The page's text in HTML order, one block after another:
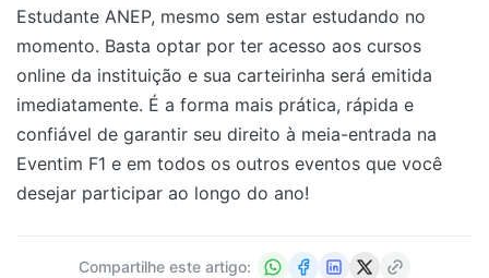
Estudante ANEP, mesmo sem estar estudando no
momento. Basta optar por ter acesso aos cursos
online da instituição e sua carteirinha será emitida
imediatamente. É a forma mais prática, rápida e
confiável de garantir seu direito à meia-entrada na
Eventim F1 e em todos os outros eventos que você
desejar participar ao longo do ano!
Compartilhe este artigo: